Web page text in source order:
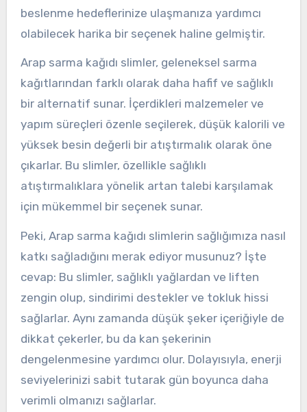
beslenme hedeflerinize ulaşmanıza yardımcı
olabilecek harika bir seçenek haline gelmiştir.
Arap sarma kağıdı slimler, geleneksel sarma
kağıtlarından farklı olarak daha hafif ve sağlıklı
bir alternatif sunar. İçerdikleri malzemeler ve
yapım süreçleri özenle seçilerek, düşük kalorili ve
yüksek besin değerli bir atıştırmalık olarak öne
çıkarlar. Bu slimler, özellikle sağlıklı
atıştırmalıklara yönelik artan talebi karşılamak
için mükemmel bir seçenek sunar.
Peki, Arap sarma kağıdı slimlerin sağlığımıza nasıl
katkı sağladığını merak ediyor musunuz? İşte
cevap: Bu slimler, sağlıklı yağlardan ve liften
zengin olup, sindirimi destekler ve tokluk hissi
sağlarlar. Aynı zamanda düşük şeker içeriğiyle de
dikkat çekerler, bu da kan şekerinin
dengelenmesine yardımcı olur. Dolayısıyla, enerji
seviyelerinizi sabit tutarak gün boyunca daha
verimli olmanızı sağlarlar.